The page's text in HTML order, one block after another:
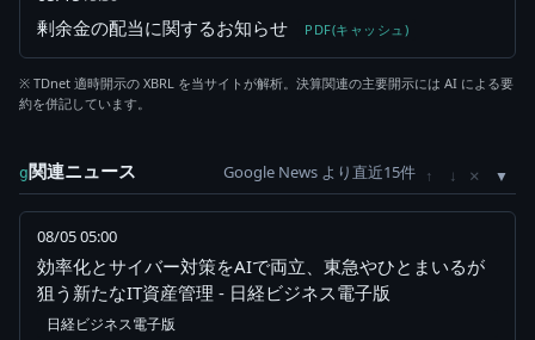
剰余金の配当に関するお知らせ PDF(キャッシュ)
※ TDnet 適時開示の XBRL を当サイトが解析。決算関連の主要開示には AI による要
約を併記しています。
g関連ニュース Google News より直近15件 ↑ ↓ ×
08/05 05:00
効率化とサイバー対策をAIで両立、東急やひとまいるが
狙う新たなIT資産管理 - 日経ビジネス電子版
日経ビジネス電子版